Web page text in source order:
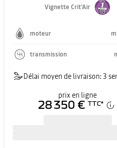
Vignette Crit'Air
moteur
transmission
Délai moyen de livraison: 3
prix en ligne
28 350 € TTC*